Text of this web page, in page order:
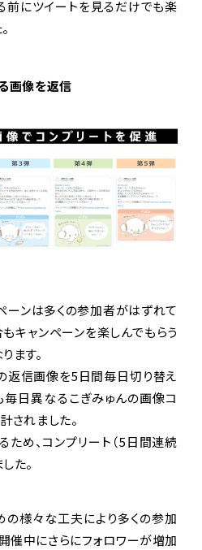
前にツイートを見るだけでも楽
画像を返信
ーンは多くの参加者がはずれて
キャンペーンを楽しんでもらう
ます。
返信画像を5日間毎日切り替え
毎日異なるこぎみゅんの画像コ
されました。
め、コンプリート（5日間連続
た。
の様々な工夫により多くの参加
催中にさらにフォロワーが増加